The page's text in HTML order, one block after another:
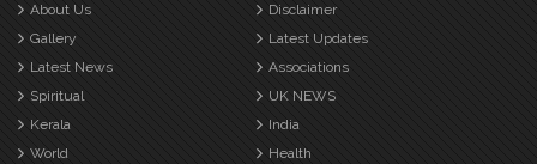
About Us
Disclaimer
Gallery
Latest Updates
Latest News
Associations
Spiritual
UK NEWS
Kerala
India
World
Health